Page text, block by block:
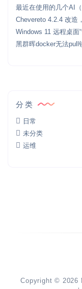
最近在使用的几个AI
Chevereto 4.2.4 改造
Windows 11 远程桌面
黑群晖docker无法pull
分类
日常
未分类
运维
Copyright © 2026